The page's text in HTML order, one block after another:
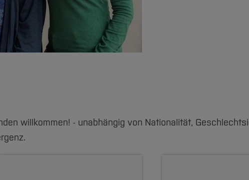
willkommen! - unabhängig von Nationalität,